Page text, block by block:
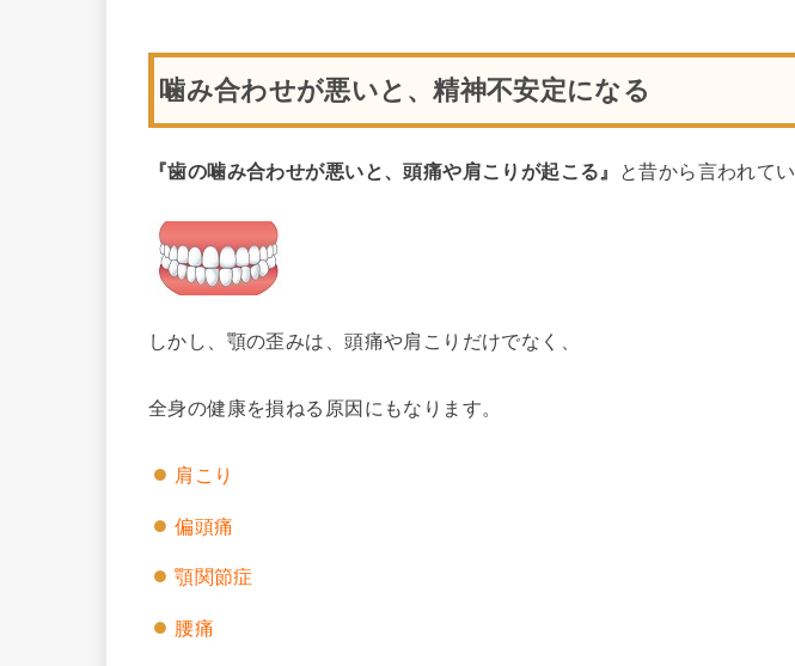
噛み合わせが悪いと、精神不安定になる
『歯の噛み合わせが悪いと、頭痛や肩こりが起こる』 と昔から言われてい
しかし、顎の歪みは、頭痛や肩こりだけでなく、
全身の健康を損ねる原因にもなります。
肩こり
偏頭痛
顎関節症
腰痛